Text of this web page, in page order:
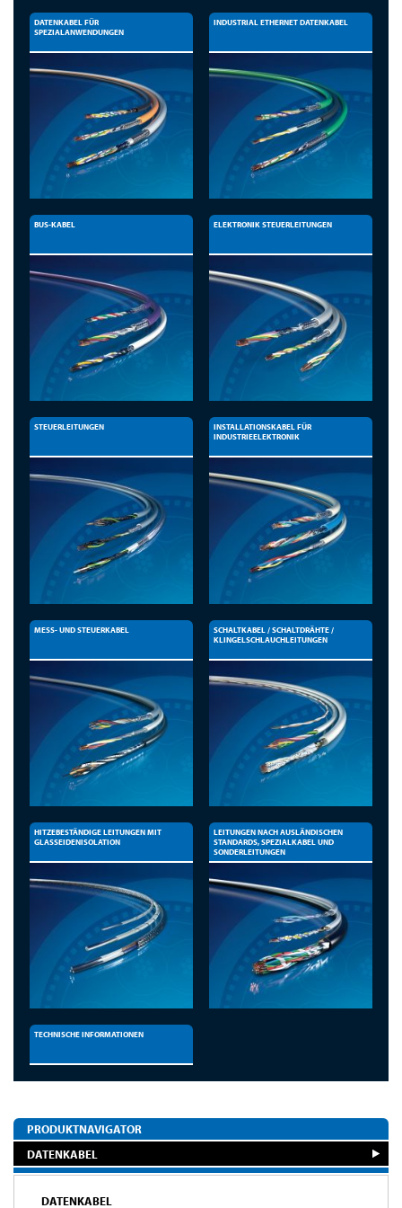
DATENKABEL FÜR
SPEZIALANWENDUNGEN
INDUSTRIAL ETHERNET DATENKABEL
BUS-KABEL ELEKTRONIK STEUERLEITUNGEN
STEUERLEITUNGEN
INSTALLATIONSKABEL FÜR
INDUSTRIEELEKTRONIK
MESS- UND STEUERKABEL
SCHALTKABEL / SCHALTDRÄHTE /
KLINGELSCHLAUCHLEITUNGEN
HITZEBESTÄNDIGE LEITUNGEN MIT
GLASSEIDENISOLATION
LEITUNGEN NACH AUSLÄNDISCHEN
STANDARDS, SPEZIALKABEL UND
SONDERLEITUNGEN
TECHNISCHE INFORMATIONEN
PRODUKTNAVIGATOR
DATENKABEL
DATENKABEL